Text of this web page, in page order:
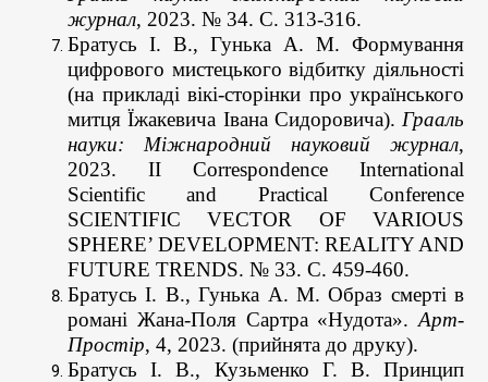
журнал, 2023. № 34. С. 313-316.
Братусь І. В., Гунька А. М. Формування
цифрового мистецького відбитку діяльності
(на прикладі вікі-сторінки про українського
митця Їжакевича Івана Сидоровича). Грааль
науки: Міжнародний науковий журнал,
2023. II Correspondence International
Scientific and Practical Conference
SCIENTIFIC VECTOR OF VARIOUS
SPHERE’ DEVELOPMENT: REALITY AND
FUTURE TRENDS. № 33. С. 459-460.
Братусь І. В., Гунька А. М. Образ смерті в
романі Жана-Поля Сартра «Нудота». Арт-
Простір, 4, 2023. (прийнята до друку).
Братусь І. В., Кузьменко Г. В. Принцип